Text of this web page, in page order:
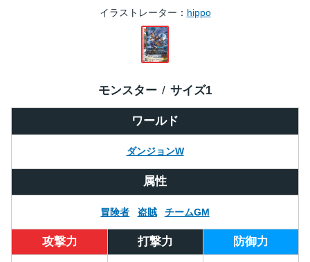
イラストレーター hippo
ワールド
ダンジョンW
モンスター サイズ1
属性
冒険者 盗賊 チームGM
攻撃力 打撃力 防御力